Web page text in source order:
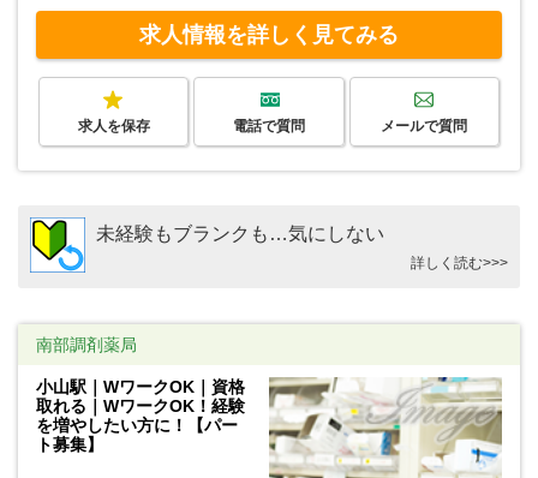
求人情報を詳しく見てみる
求人を保存 電話で質問 メールで質問
未経験もブランクも…気にしない
詳しく読む>>>
南部調剤薬局
小山駅｜WワークOK｜資格
取れる｜WワークOK！経験
を増やしたい方に！【パー
ト募集】